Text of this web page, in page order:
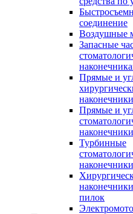
соединение
Воздушные
Запасные
Прямые и
наконечники
Прямые и
наконечники
Турбинные
наконечники
пилок